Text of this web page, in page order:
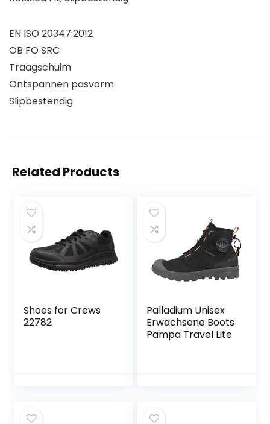
EN ISO 20347:2012
OB FO SRC
Traagschuim
Ontspannen pasvorm
Slipbestendig
Related Products
Shoes for Crews
22782
Palladium Unisex
Erwachsene Boots
Pampa Travel Lite